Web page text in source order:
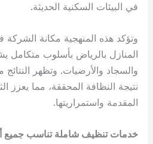
في البيئات السكنية الحديثة.
وتؤكد هذه المنهجية مكانة
المنازل بالرياض بأسلوب متكامل
والسجاد والأرضيات. وتظهر
نتيجة النظافة المحققة، مما يعزز
المقدمة واستمراريتها.
خدمات تنظيف شاملة تناسب جميع